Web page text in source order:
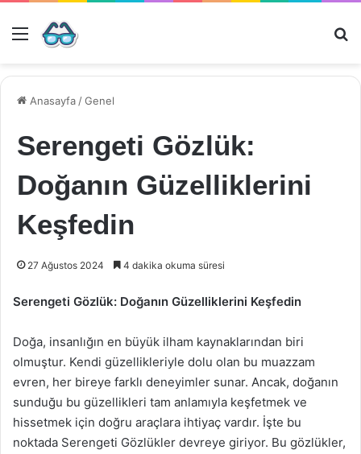
Menü
Anasayfa /Genel
Serengeti Gözlük:
Doğanın Güzelliklerini
Keşfedin
27 Ağustos 2024 4 dakika okuma süresi
Serengeti Gözlük: Doğanın Güzelliklerini Keşfedin
Doğa, insanlığın en büyük ilham kaynaklarından biri
olmuştur. Kendi güzellikleriyle dolu olan bu muazzam
evren, her bireye farklı deneyimler sunar. Ancak, doğanın
sunduğu bu güzellikleri tam anlamıyla keşfetmek ve
hissetmek için doğru araçlara ihtiyaç vardır. İşte bu
noktada Serengeti Gözlükler devreye giriyor. Bu gözlükler,